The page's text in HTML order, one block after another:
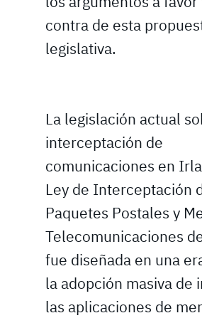
contra de esta
legislativa.
La legislación actual
interceptación de
comunicaciones en
Ley de Interceptación
Paquetes Postales y
Telecomunicaciones
fue diseñada en una
la adopción masiva de
las aplicaciones de